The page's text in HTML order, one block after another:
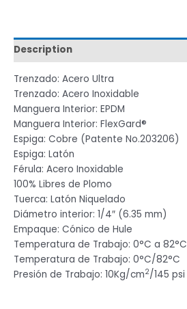
Description
Trenzado: Acero Ultra
Trenzado: Acero Inoxidable
Manguera Interior: EPDM
Manguera Interior: FlexGard®
Espiga: Cobre (Patente No.203206)
Espiga: Latón
Férula: Acero Inoxidable
100% Libres de Plomo
Tuerca: Latón Niquelado
Diámetro interior: 1/4″ (6.35 mm)
Empaque: Cónico de Hule
Temperatura de Trabajo: 0°C a 82°C
Temperatura de Trabajo: 0°C/82°C
Presión de Trabajo: 10Kg/cm2/145 psi